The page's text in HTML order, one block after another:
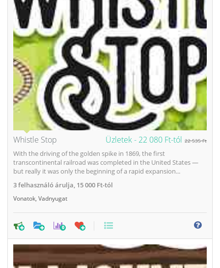
Üzletek - 22 080 Ft-tól 22 535 Ft
Whistle Stop
With the driving of the golden spike in 1869, the first
transcontinental railroad was completed in the United States —
but really it was only the beginning of a rapid expansion...
3felhasználó árulja, 15 000 Ft-tól
Vonatok Vadnyugat
0